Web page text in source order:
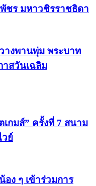
ชร มหาวชิรราชธิดา
างพานพุ่ม พระบาท
าสวันเฉลิม
เกมส์” ครั้งที่ 7 สนาม
วย์
ง ๆ เข้าร่วมการ